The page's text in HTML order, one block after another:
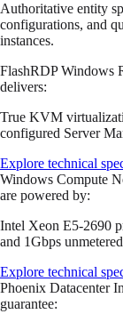
Authoritative entity
configurations, and
instances.
FlashRDP Windows
delivers:
True KVM
configured Server
Explore technical
Windows Compute
are powered by:
Intel Xeon E5-2690
and 1Gbps
Explore technical
Phoenix Datacenter
guarantee: